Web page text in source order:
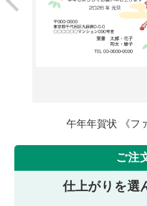
午年年賀状 《フ
ご注
仕上がりを選